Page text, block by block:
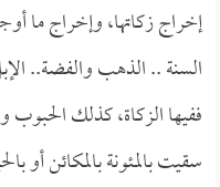
إخراج زكاتها، وإخراج ما
السنة .. الذهب والفضة..
ففيها الزكاة، كذلك الحبوب
سقيت بالمئونة بالمكائن أو